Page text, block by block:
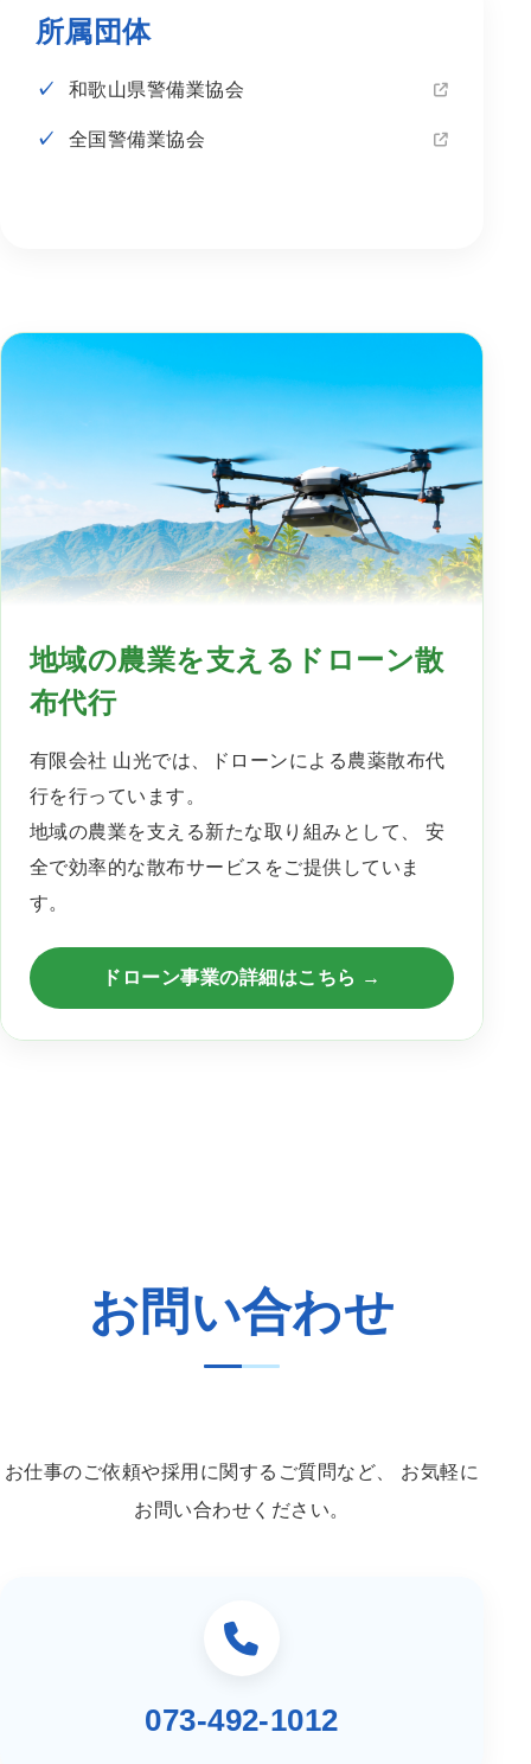
所属団体
和歌山県警備業協会
全国警備業協会
地域の農業を支えるドローン散
布代行
有限会社 山光では、ドローンによる農薬散布代
行を行っています。
地域の農業を支える新たな取り組みとして、 安
全で効率的な散布サービスをご提供していま
す。
ドローン事業の詳細はこちら →
お問い合わせ
お仕事のご依頼や採用に関するご質問など、
お気軽に
お問い合わせください。
073-492-1012